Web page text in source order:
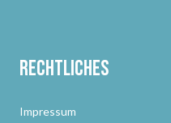
Rechtliches
Impressum